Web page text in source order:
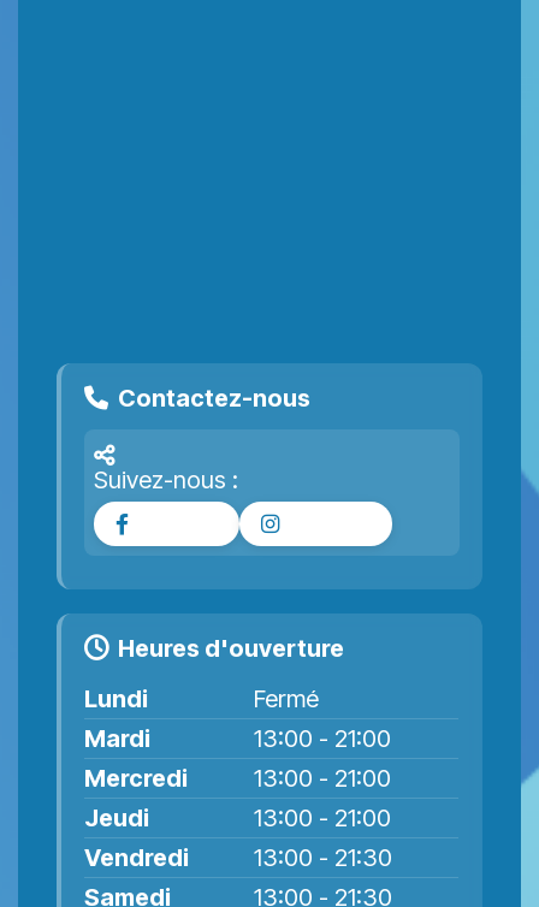
Contactez-nous
Suivez-nous :
Instagram
Heures d'ouverture
Lundi
Fermé
Mardi
13:00 - 21:00
Mercredi
13:00 - 21:00
Jeudi
13:00 - 21:00
Vendredi
13:00 - 21:30
Samedi
13:00 - 21:30